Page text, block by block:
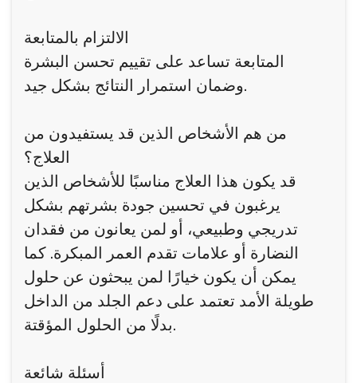
الالتزام بالمتابعة
المتابعة تساعد على تقييم تحسن البشرة
وضمان استمرار النتائج بشكل جيد.
من هم الأشخاص الذين قد يستفيدون من
العلاج؟
قد يكون هذا العلاج مناسبًا للأشخاص الذين
يرغبون في تحسين جودة بشرتهم بشكل
تدريجي وطبيعي، أو لمن يعانون من فقدان
النضارة أو علامات تقدم العمر المبكرة. كما
يمكن أن يكون خيارًا لمن يبحثون عن حلول
طويلة الأمد تعتمد على دعم الجلد من الداخل
بدلًا من الحلول المؤقتة.
أسئلة شائعة